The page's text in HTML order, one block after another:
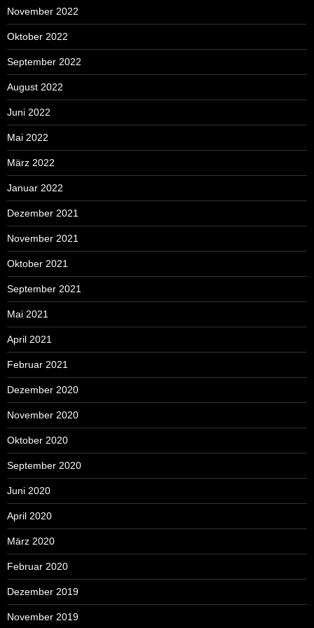
November 2022
Oktober 2022
September 2022
August 2022
Juni 2022
Mai 2022
März 2022
Januar 2022
Dezember 2021
November 2021
Oktober 2021
September 2021
Mai 2021
April 2021
Februar 2021
Dezember 2020
November 2020
Oktober 2020
September 2020
Juni 2020
April 2020
März 2020
Februar 2020
Dezember 2019
November 2019